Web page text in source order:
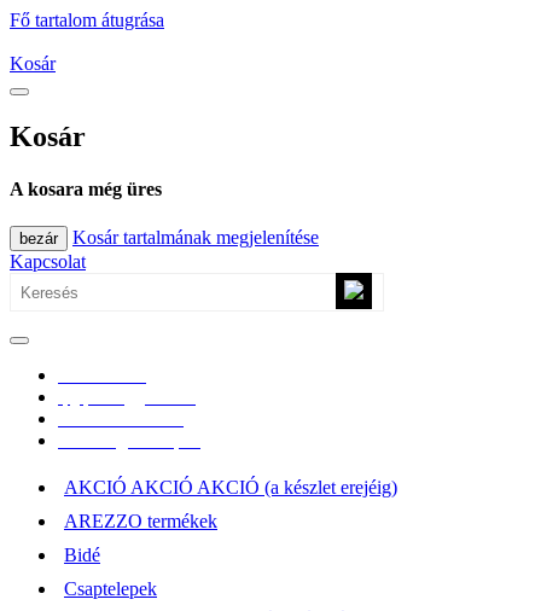
Fő tartalom átugrása
Kosár
Kosár
A kosara még üres
bezár
Kosár tartalmának megjelenítése
Kapcsolat
AKCIÓ AKCIÓ AKCIÓ (a készlet erejéig)
AREZZO termékek
Bidé
Csaptelepek